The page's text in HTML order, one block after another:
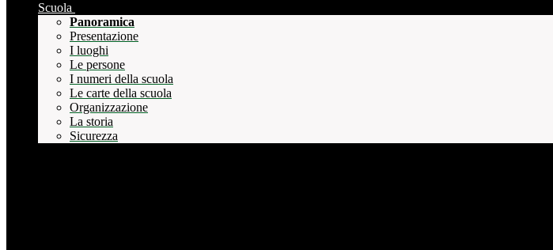
Scuola
Panoramica
Presentazione
I luoghi
Le persone
I numeri della scuola
Le carte della scuola
Organizzazione
La storia
Sicurezza